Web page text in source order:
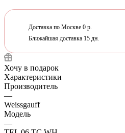
Доставка по Москве 0 р.
Ближайшая доставка 15 дн.
Хочу в подарок
Характеристики
Производитель
—
Weissgauff
Модель
—